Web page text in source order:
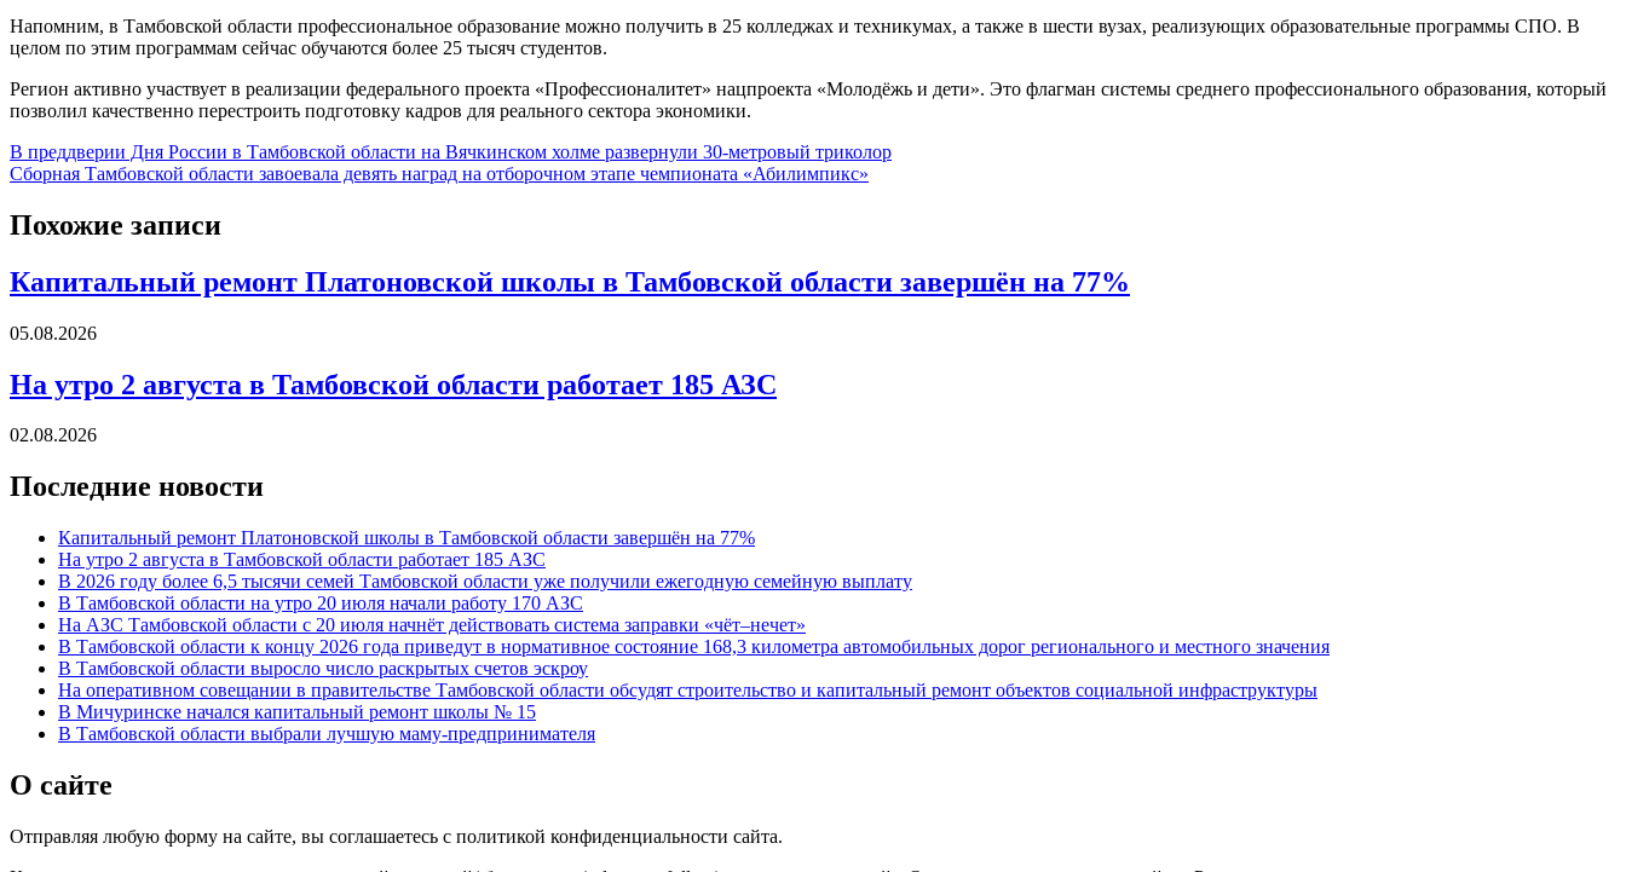
Напомним, в Тамбовской области профессиональное образование можно получить в 25 колледжах и техникумах, а также в шести вузах, реализующих образовательные программы СПО. В
целом по этим программам сейчас обучаются более 25 тысяч студентов.
Регион активно участвует в реализации федерального проекта «Профессионалитет» нацпроекта «Молодёжь и дети». Это флагман системы среднего профессионального образования, который
позволил качественно перестроить подготовку кадров для реального сектора экономики.
Навигация
по
записям
В преддверии Дня России в Тамбовской области на Вячкинском холме развернули 30-метровый триколор
Сборная Тамбовской области завоевала девять наград на отборочном этапе чемпионата «Абилимпикс»
Похожие записи
Капитальный ремонт Платоновской школы в Тамбовской области завершён на 77%
05.08.2026
На утро 2 августа в Тамбовской области работает 185 АЗС
02.08.2026
Последние новости
Капитальный ремонт Платоновской школы в Тамбовской области завершён на 77%
На утро 2 августа в Тамбовской области работает 185 АЗС
В 2026 году более 6,5 тысячи семей Тамбовской области уже получили ежегодную семейную выплату
В Тамбовской области на утро 20 июля начали работу 170 АЗС
На АЗС Тамбовской области с 20 июля начнёт действовать система заправки «чёт–нечет»
В Тамбовской области к концу 2026 года приведут в нормативное состояние 168,3 километра автомобильных дорог регионального и местного значения
В Тамбовской области выросло число раскрытых счетов эскроу
На оперативном совещании в правительстве Тамбовской области обсудят строительство и капитальный ремонт объектов социальной инфраструктуры
В Мичуринске начался капитальный ремонт школы № 15
В Тамбовской области выбрали лучшую маму-предпринимателя
О сайте
Отправляя любую форму на сайте, вы соглашаетесь с политикой конфиденциальности сайта.